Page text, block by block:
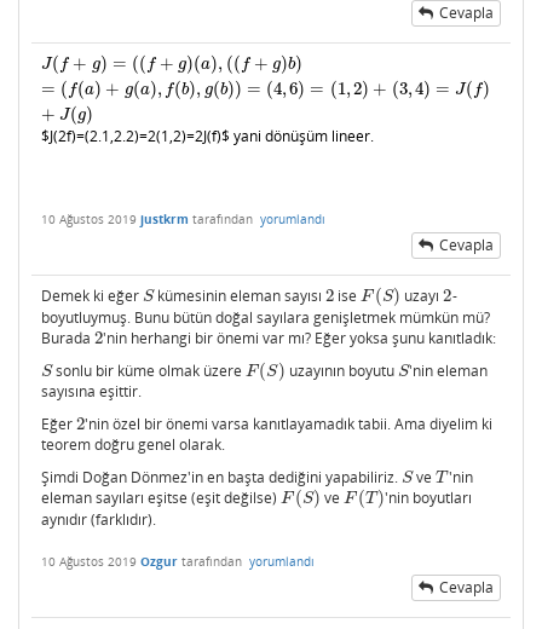
Cevapla
J( f + g) = (( f + g)(a), (( f + g)b)
= ( f(a) + g(a), f(b), g(b)) = (4,6) = (1,2) + (3,4) = J( f)
+ J(g)
J(f+g )=( (f+ g)( a),( (f +g b)=(f(a )+g( a), (b),g
$J(2f)=(2.1,2.2)=2(1,2)=2J(f)$ yani dönüşüm lineer.
10 Ağustos 2019 justkrm tarafından yorumlandı
Cevapla
Demek ki eğer S
Skümesinin eleman sayısı 2
2 iseF (S)
F(S) uzayı2
2-
boyutluymuş. Bunu bütün doğal sayılara genişletmek mümkün mü?
Burada 2
2'nin herhangi bir önemi var mı? Eğer yoksa şunu kanıtladık:
S
Ssonlu bir küme olmak üzere F(S)
F(S) uzayının boyutu S
S'nin eleman
sayısına eşittir.
Eğer2
2'nin özel bir önemi varsa kanıtlayamadık tabii. Ama diyelim ki
teorem doğru genel olarak.
Şimdi Doğan Dönmez'in en başta dediğini yapabiliriz. S
Sve T
T 'nin
eleman sayıları eşitse (eşit değilse) F (S)
F(S) veF (T )
F(T)
'nin boyutları
aynıdır (farklıdır).
10 Ağustos 2019 Ozgur tarafından yorumlandı
Cevapla